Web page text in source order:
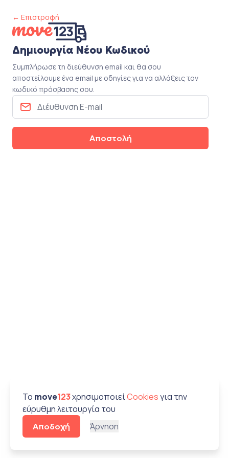
← Επιστροφή
Δημιουργία Νέου Κωδικού
Συμπλήρωσε τη διεύθυνση email και θα σου
αποστείλουμε ένα email με οδηγίες για να αλλάξεις τον
κωδικό πρόσβασης σου.
Αποστολή
To move123χρησιμοποιείCookiesγια την
εύρυθμη λειτουργία του
Αποδοχή Άρνηση